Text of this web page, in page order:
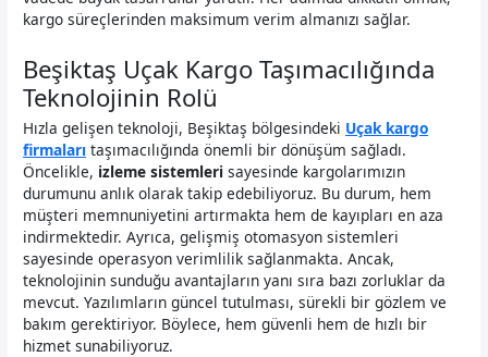
kargo süreçlerinden maksimum verim almanızı sağlar.
Beşiktaş Uçak Kargo Taşımacılığında
Teknolojinin Rolü
Hızla gelişen teknoloji, Beşiktaş bölgesindeki Uçak kargo
firmaları taşımacılığında önemli bir dönüşüm sağladı.
Öncelikle, izleme sistemleri sayesinde kargolarımızın
durumunu anlık olarak takip edebiliyoruz. Bu durum, hem
müşteri memnuniyetini artırmakta hem de kayıpları en aza
indirmektedir. Ayrıca, gelişmiş otomasyon sistemleri
sayesinde operasyon verimlilik sağlanmakta. Ancak,
teknolojinin sunduğu avantajların yanı sıra bazı zorluklar da
mevcut. Yazılımların güncel tutulması, sürekli bir gözlem ve
bakım gerektiriyor. Böylece, hem güvenli hem de hızlı bir
hizmet sunabiliyoruz.